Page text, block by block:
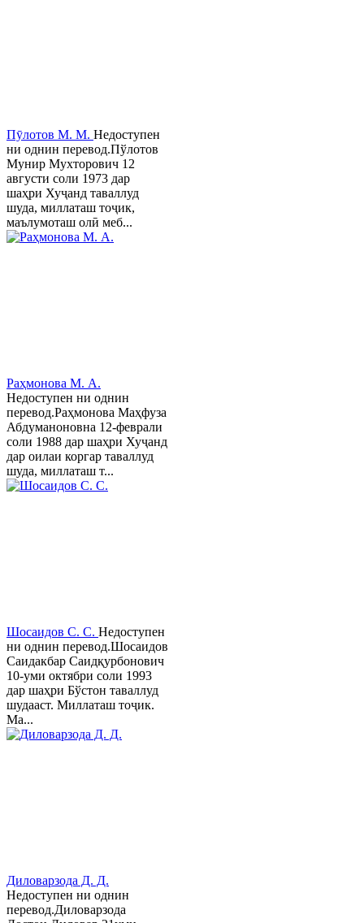
Пӯлотов М. М. Недоступен
ни однин перевод.Пўлотов
Мунир Мухторович 12
августи соли 1973 дар
шаҳри Хуҷанд таваллуд
шуда, миллаташ тоҷик,
маълумоташ олӣ меб...
Раҳмонова М. А.
Недоступен ни однин
перевод.Раҳмонова Маҳфуза
Абдуманоновна 12-феврали
соли 1988 дар шаҳри Хуҷанд
дар оилаи коргар таваллуд
шуда, миллаташ т...
Шосаидов С. С. Недоступен
ни однин перевод.Шосаидов
Саидакбар Саидқурбонович
10-уми октябри соли 1993
дар шаҳри Бўстон таваллуд
шудааст. Миллаташ тоҷик.
Ма...
Диловарзода Д. Д.
Недоступен ни однин
перевод.Диловарзода